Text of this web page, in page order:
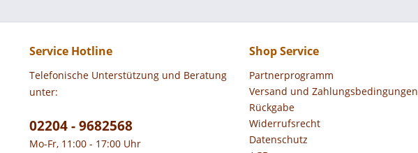
Service Hotline
Telefonische Unterstützung und Beratung
unter:
02204 - 9682568
Mo-Fr, 11:00 - 17:00 Uhr
Shop Service
Partnerprogramm
Versand und Zahlungsbedingungen
Rückgabe
Widerrufsrecht
Datenschutz